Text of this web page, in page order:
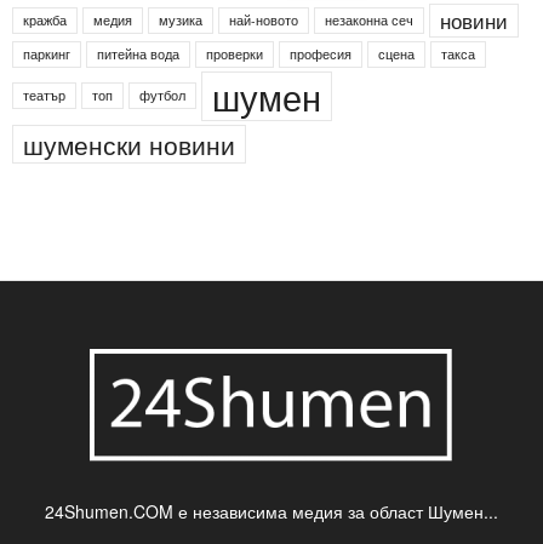
кражба медия музика най-новото незаконна сеч новини
паркинг питейна вода проверки професия сцена такса
театър топ футбол шумен
шуменски новини
24Shumen.COM е независима медия за област Шумен...